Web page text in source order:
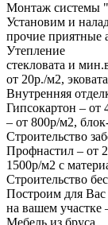
Монтаж системы
Установим и
прочие приятные
Утепление
стекловата и
от 20р./м2,
Внутренняя
Гипсокартон – от
– от 800р/м2,
Строительство
Профнастил – от
1500р/м2 с
Строительство
Построим для
на вашем участке
Мебель из бруса